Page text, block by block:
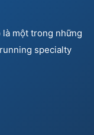
là một trong những
specialty